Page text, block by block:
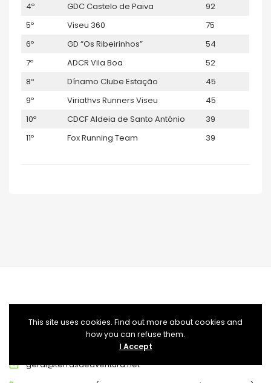
4º
GDC Castelo de Paiva
92
5º
Viseu 360
75
6º
GD “Os Ribeirinhos”
54
7º
ADCR Vila Boa
52
8º
Dínamo Clube Estação
45
9º
Viriathvs Runners Viseu
45
10º
CDCF Aldeia de Santo António
39
11º
Fox Running Team 39
geral@terrasdeaventura.net
This site uses cookies. Find out more about cookies and
how you can refuse them.
I Accept